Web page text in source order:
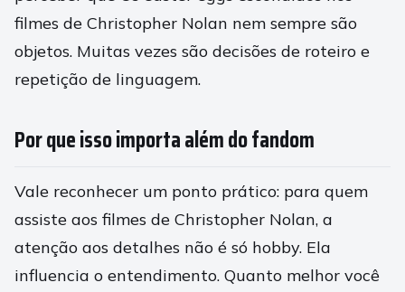
filmes de Christopher Nolan nem sempre são
objetos. Muitas vezes são decisões de roteiro e
repetição de linguagem.
Por que isso importa além do fandom
Vale reconhecer um ponto prático: para quem
assiste aos filmes de Christopher Nolan, a
atenção aos detalhes não é só hobby. Ela
influencia o entendimento. Quanto melhor você